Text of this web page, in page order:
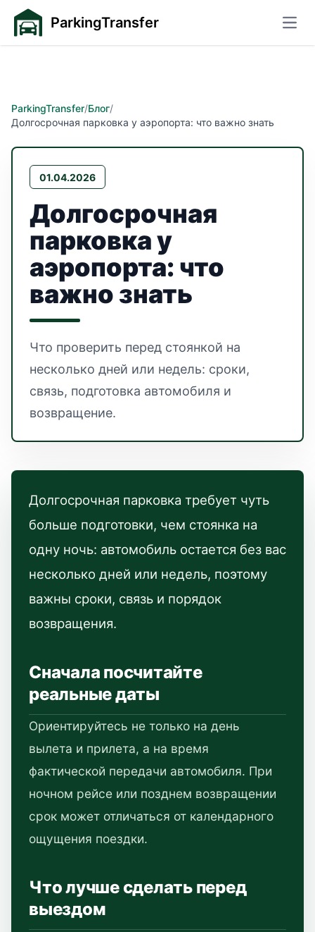
ParkingTransfer
ParkingTransfer/Блог/
Долгосрочная парковка у аэропорта: что важно знать
01.04.2026
Долгосрочная
парковка у
аэропорта: что
важно знать
Что проверить перед стоянкой на
несколько дней или недель: сроки,
связь, подготовка автомобиля и
возвращение.
Долгосрочная парковка требует чуть
больше подготовки, чем стоянка на
одну ночь: автомобиль остается без вас
несколько дней или недель, поэтому
важны сроки, связь и порядок
возвращения.
Сначала посчитайте
реальные даты
Ориентируйтесь не только на день
вылета и прилета, а на время
фактической передачи автомобиля. При
ночном рейсе или позднем возвращении
срок может отличаться от календарного
ощущения поездки.
Что лучше сделать перед
выездом